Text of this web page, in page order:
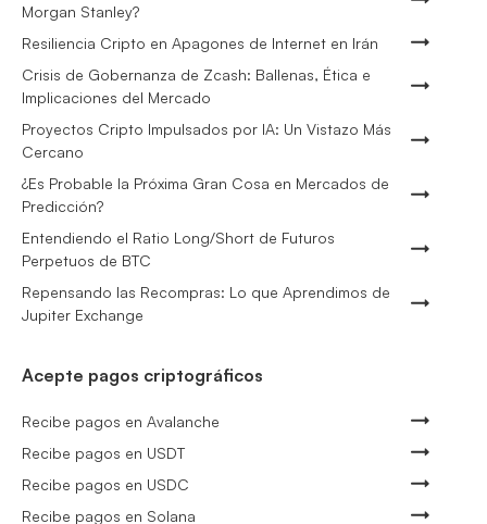
Morgan Stanley?
Resiliencia Cripto en Apagones de Internet en Irán
Crisis de Gobernanza de Zcash: Ballenas, Ética e
Implicaciones del Mercado
Proyectos Cripto Impulsados por IA: Un Vistazo Más
Cercano
¿Es Probable la Próxima Gran Cosa en Mercados de
Predicción?
Entendiendo el Ratio Long/Short de Futuros
Perpetuos de BTC
Repensando las Recompras: Lo que Aprendimos de
Jupiter Exchange
Acepte pagos criptográficos
Recibe pagos en Avalanche
Recibe pagos en USDT
Recibe pagos en USDC
Recibe pagos en Solana